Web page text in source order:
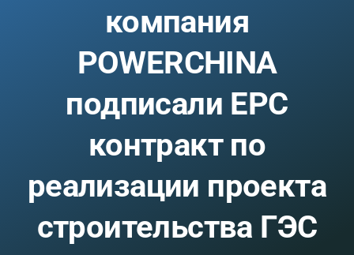
компания
POWERCHINA
подписали EPC
контракт по
реализации проекта
строительства ГЭС